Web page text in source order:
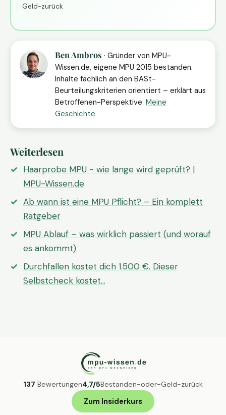
Geld-zurück
Ben Ambros · Gründer von MPU-
Wissen.de, eigene MPU 2015 bestanden.
Inhalte fachlich an den BASt-
Beurteilungskriterien orientiert – erklärt aus
Betroffenen-Perspektive. Meine
Geschichte
Weiterlesen
Haarprobe MPU - wie lange wird geprüft? |
MPU-Wissen.de
Ab wann ist eine MPU Pflicht? – Ein komplett
Ratgeber
MPU Ablauf – was wirklich passiert (und worauf
es ankommt)
Durchfallen kostet dich 1.500 €. Dieser
Selbstcheck kostet…
137 Bewertungen4,7/5Bestanden-oder-Geld-zurück
Zum Insiderkurs